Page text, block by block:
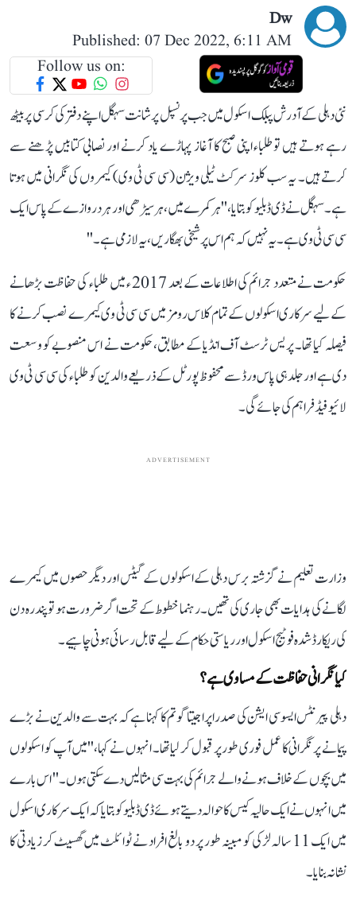
Dw
Published: 07 Dec 2022, 6:11 AM
Follow us on:
نئی دہلی کے آدرش پبلک اسکول میں جب پرنسپل پرشانت سہگل اپنے دفتر کی کرسی پر بیٹھ
رہے ہوتے ہیں توطلباء اپنی صبح کا آغاز پہاڑے یاد کرنے اور نصابی کتابیں پڑھنے سے
کرتے ہیں۔ یہ سب کلوز سرکٹ ٹیلی ویژن (سی سی ٹی وی) کیمروں کی نگرانی میں ہوتا
ہے۔ سہگل نے ڈی ڈبلیو کو بتایا، ''ہر کمرے میں، ہر سیڑھی اور ہر دروازے کے پاس ایک
سی سی ٹی وی ہے۔یہ نہیں کہ ہم اس پرشیخی بھگاریں، یہ لازمی ہے۔''
حکومت نے متعدد جرائم کی اطلاعات کے بعد 2017 ء میں طلباء کی حفاظت بڑھانے
کے لیے سرکاری اسکولوں کے تمام کلاس رومز میں سی سی ٹی وی کیمرے نصب کرنے کا
فیصلہ کیا تھا۔ پریس ٹرسٹ آف انڈیا کے مطابق،حکومت نے اس منصوبے کو وسعت
دی ہے اور جلد ہی پاس ورڈ سے محفوظ پورٹل کے ذریعے والدین کو طلباء کی سی سی ٹی وی
لائیو فیڈ فراہم کی جائے گی۔
ADVERTISEMENT
وزارت تعلیم نے گزشتہ برس دہلی کے اسکولوں کے گیٹس اور دیگر حصوں میں کیمرے
لگانے کی ہدایات بھی جاری کی تھیں۔ رہنما خطوط کے تحت اگر ضرورت ہو تو پندرہ دن
کی ریکارڈ شدہ فوٹیج اسکول اور ریاستی حکام کے لیے قابل رسائی ہونی چاہیے۔
کیا نگرانی حفاظت کے مساوی ہے؟
دہلی پیرنٹس ایسوسی ایشن کی صدر اپراجیتا گوتم کا کہنا ہے کہ بہت سے والدین نے بڑے
پیمانے پر نگرانی کا عمل فوری طور پر قبول کر لیا تھا۔ انہوں نے کہا،''میں آپ کو اسکولوں
میں بچوں کے خلاف ہونے والے جرائم کی بہت سی مثالیں دے سکتی ہوں۔'' اس بارے
میں انہوں نے ایک حالیہ کیس کا حوالہ دیتے ہوئے ڈی ڈبلیو کو بتایا کہ ایک سرکاری اسکول
میں ایک 11 سالہ لڑکی کو مبینہ طور پر دو بالغ افراد نے ٹوائلٹ میں گھسیٹ کر زیادتی کا
نشانہ بنایا۔